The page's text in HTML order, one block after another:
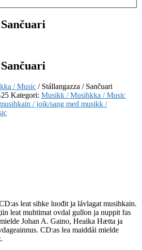
/ Music / Stállangazza / Sančuari
Kategori: Musikk / Musihkka / Music
/ joik/sang med musikk /
leat sihke luođit ja lávlagat musihkain.
leat muhtimat ovdal gullon ja nuppit fas
Johan A. Gaino, Heaika Hætta ja
CD:as lea maiddái mielde